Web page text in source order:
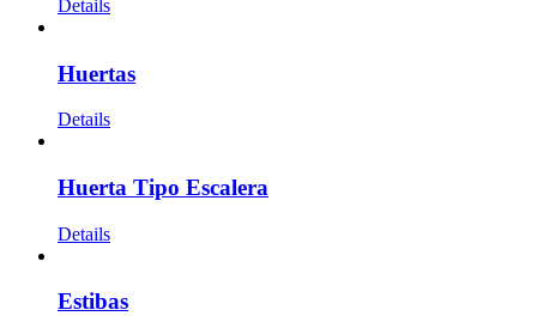
Details
Huertas
Details
Huerta Tipo Escalera
Details
Estibas